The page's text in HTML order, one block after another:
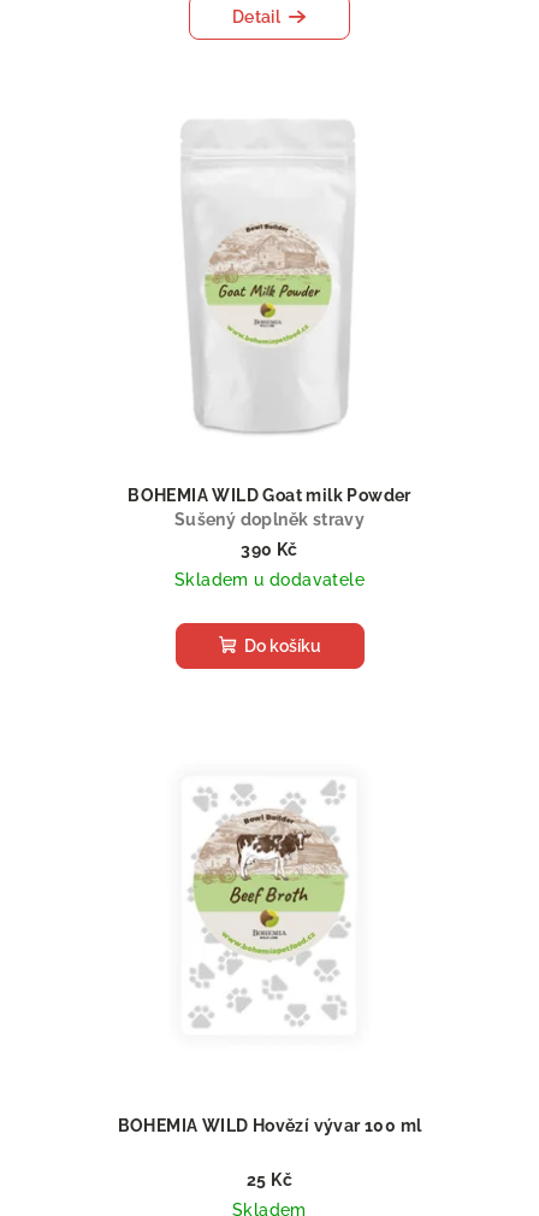
Detail
BOHEMIA WILD Goat milk Powder
Sušený doplněk stravy
390 Kč
Skladem u dodavatele
Do košíku
BOHEMIA WILD Hovězí vývar 100 ml
25 Kč
Skladem